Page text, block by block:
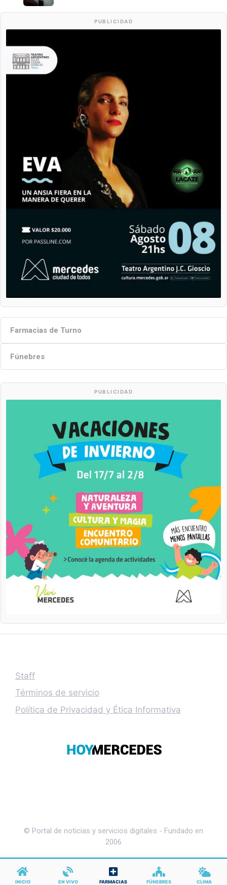
PUBLICIDAD
Farmacias de Turno
Fúnebres
PUBLICIDAD
Staff
Términos de servicio
Política de Privacidad y Ética Informativa
© Portal de noticias y servicios digitales - Fundado en
2006
INICIO EN VIVO FARMACIAS FÚNEBRES CLIMA